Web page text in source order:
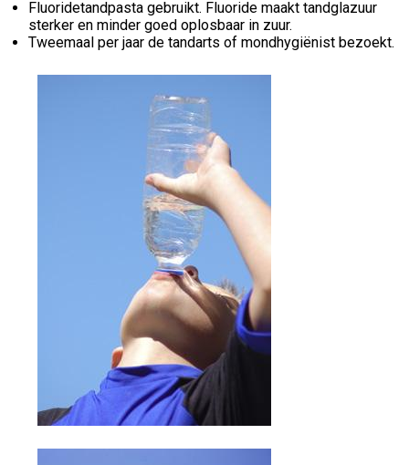
Fluoridetandpasta gebruikt. Fluoride maakt tandglazuur
sterker en minder goed oplosbaar in zuur.
Tweemaal per jaar de tandarts of mondhygiënist bezoekt.